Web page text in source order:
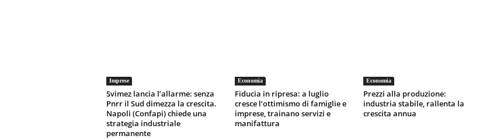
Imprese
Svimez lancia l’allarme: senza
Pnrr il Sud dimezza la crescita.
Napoli (Confapi) chiede una
strategia industriale
permanente
Economia
Fiducia in ripresa: a luglio
cresce l’ottimismo di famiglie e
imprese, trainano servizi e
manifattura
Economia
Prezzi alla produzione:
industria stabile, rallenta la
crescita annua